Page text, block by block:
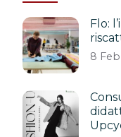
Flo:
8